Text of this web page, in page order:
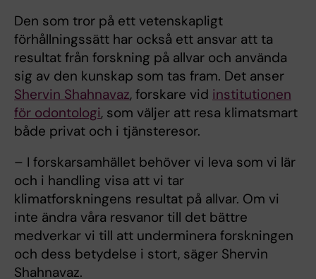
Den som tror på ett vetenskapligt
förhållningssätt har också ett ansvar att ta
resultat från forskning på allvar och använda
sig av den kunskap som tas fram. Det anser
Shervin Shahnavaz, forskare vid institutionen
för odontologi, som väljer att resa klimatsmart
både privat och i tjänsteresor.
– I forskarsamhället behöver vi leva som vi lär
och i handling visa att vi tar
klimatforskningens resultat på allvar. Om vi
inte ändra våra resvanor till det bättre
medverkar vi till att underminera forskningen
och dess betydelse i stort, säger Shervin
Shahnavaz.